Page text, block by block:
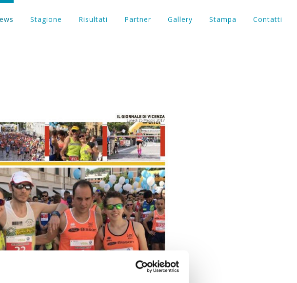
Stagione Risultati Partner Gallery Stampa Contatti